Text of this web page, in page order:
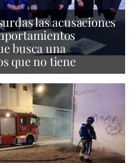
las acusaciones
busca una
que no tiene